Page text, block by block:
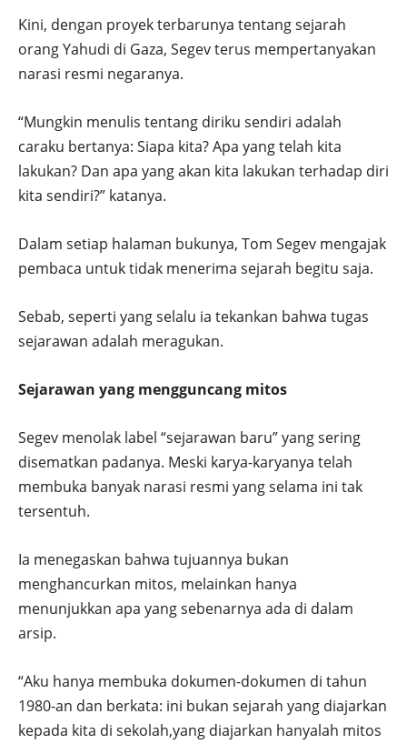
Kini, dengan proyek terbarunya tentang sejarah
orang Yahudi di Gaza, Segev terus mempertanyakan
narasi resmi negaranya.
“Mungkin menulis tentang diriku sendiri adalah
caraku bertanya: Siapa kita? Apa yang telah kita
lakukan? Dan apa yang akan kita lakukan terhadap diri
kita sendiri?” katanya.
Dalam setiap halaman bukunya, Tom Segev mengajak
pembaca untuk tidak menerima sejarah begitu saja.
Sebab, seperti yang selalu ia tekankan bahwa tugas
sejarawan adalah meragukan.
Sejarawan yang mengguncang mitos
Segev menolak label “sejarawan baru” yang sering
disematkan padanya. Meski karya-karyanya telah
membuka banyak narasi resmi yang selama ini tak
tersentuh.
Ia menegaskan bahwa tujuannya bukan
menghancurkan mitos, melainkan hanya
menunjukkan apa yang sebenarnya ada di dalam
arsip.
“Aku hanya membuka dokumen-dokumen di tahun
1980-an dan berkata: ini bukan sejarah yang diajarkan
kepada kita di sekolah,yang diajarkan hanyalah mitos